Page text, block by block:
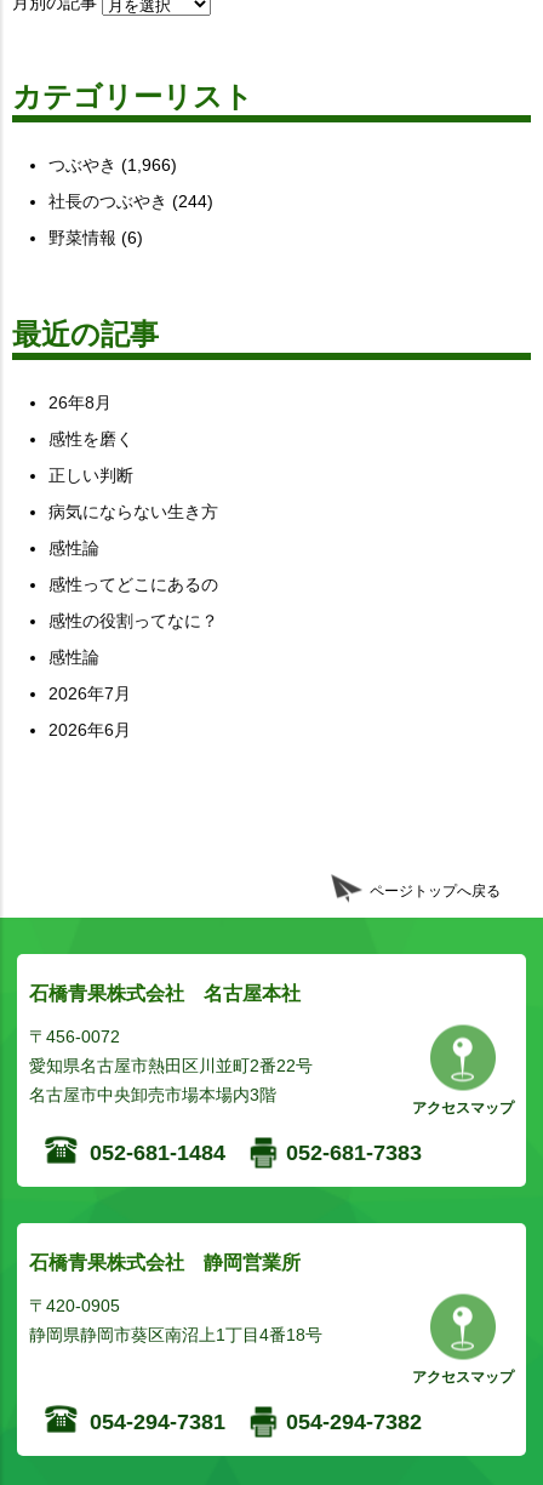
カテゴリーリスト
つぶやき (1,966)
社長のつぶやき (244)
野菜情報 (6)
最近の記事
26年8月
感性を磨く
正しい判断
病気にならない生き方
感性論
感性ってどこにあるの
感性の役割ってなに？
感性論
2026年7月
2026年6月
ページトップへ戻る
石橋青果株式会社 名古屋本社
〒456-0072
愛知県名古屋市熱田区川並町2番22号
名古屋市中央卸売市場本場内3階
アクセスマップ
052-681-1484 052-681-7383
石橋青果株式会社 静岡営業所
〒420-0905
静岡県静岡市葵区南沼上1丁目4番18号
アクセスマップ
054-294-7381 054-294-7382